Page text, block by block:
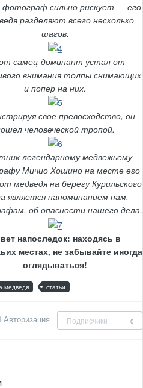
сильно рискует — его
разделяют всего несколько
шагов.
самец-доминант устал от
внимания толпы снимающих
и попер на них.
свое превосходство, он
человеческой тропой.
легендарному медвежьему
Мичио Хошино на месте его
медведя на берегу Курильского
является напоминанием нам,
об опасности нашего дела.
напоследок: находясь в
местах, не забывайте иногда
оглядываться!
медведя статьи
Авторизация Подписчики 0